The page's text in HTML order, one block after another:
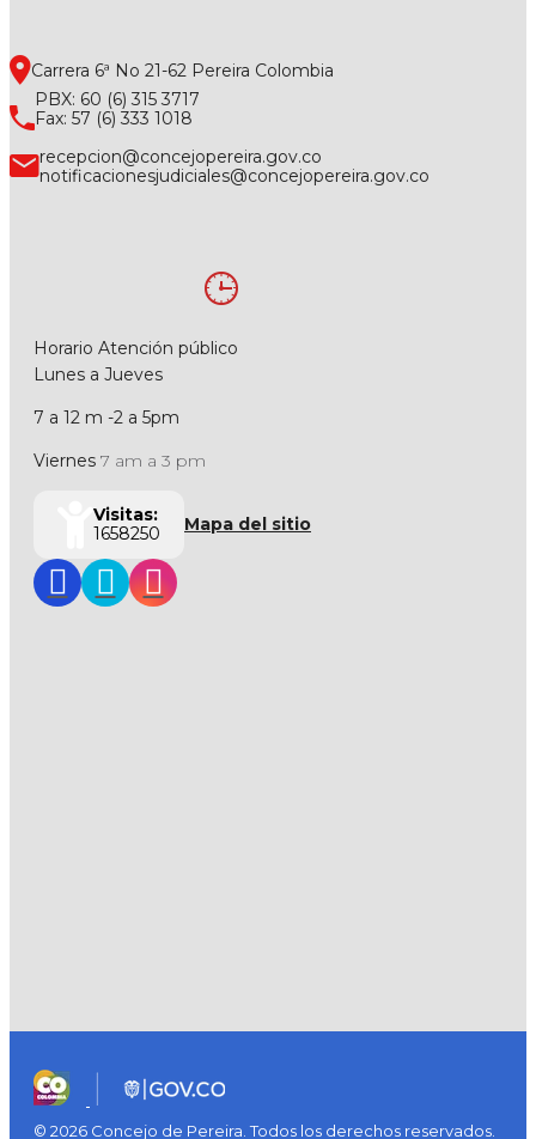
Carrera 6ª No 21-62 Pereira Colombia
PBX: 60 (6) 315 3717
Fax: 57 (6) 333 1018
recepcion@concejopereira.gov.co
notificacionesjudiciales@concejopereira.gov.co
Horario Atención público
Lunes a Jueves
7 a 12 m -2 a 5pm
Viernes 7 am a 3 pm
Visitas:
1658250
Mapa del sitio
© 2026 Concejo de Pereira. Todos los derechos reservados.